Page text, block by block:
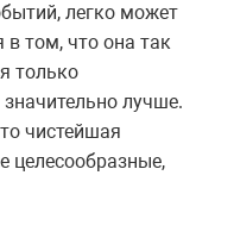
легко может
в том, что она так
только
лучше.
чистейшая
целесообразные,